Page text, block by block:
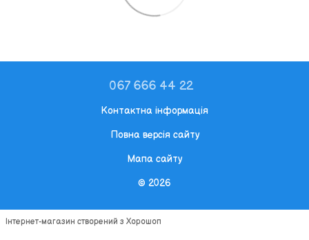
067 666 44 22
Контактна інформація
Повна версія сайту
Мапа сайту
© 2026
Інтернет-магазин створений з Хорошоп